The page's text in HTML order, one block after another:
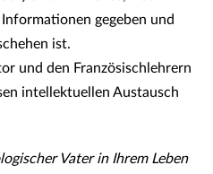
gegeben und
ist.
und den Französischlehrern
intellektuellen Austausch
Vater in Ihrem Leben